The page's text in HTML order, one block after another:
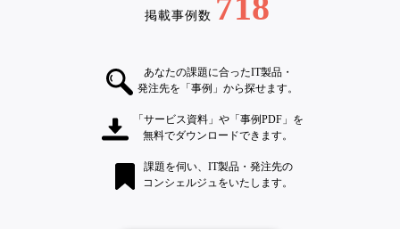
掲載事例数
あなたの課題に合ったIT製品・
発注先を「事例」から探せます。
「サービス資料」や「事例PDF」を
無料でダウンロードできます。
課題を伺い、IT製品・発注先の
コンシェルジュをいたします。